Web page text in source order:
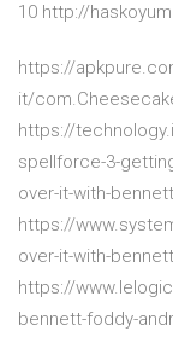
10 http://
https://
it/
https://
spellforce-3-
over-it-with-
https://
over-it-with-
https://
bennett-foddy-